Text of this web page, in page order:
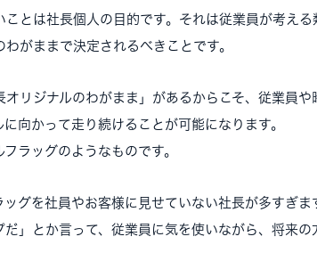
ことは社長個人の目的です。それは従業員が考える
わがままで決定されるべきことです。
オリジナルのわがまま」があるからこそ、従業員
に向かって走り続けることが可能になります。
フラッグのようなものです。
ッグを社員やお客様に見せていない社長が多すぎま
だ」とか言って、従業員に気を使いながら、将来